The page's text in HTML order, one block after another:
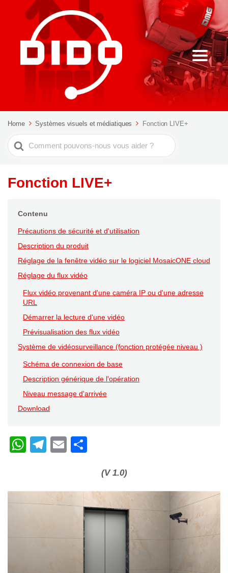
Home Systèmes visuels et médiatiques Fonction LIVE+
Rechercher
Fonction LIVE+
Contenu
Précautions de sécurité et d'utilisation
Description du produit
Réglage de la fenêtre vidéo sur le logiciel MosaicONE cloud
Réglage du flux vidéo
Flux vidéo provenant d'une caméra IP ou d'une adresse
URL
Démarrer la lecture d'une vidéo
Prévisualisation des flux vidéo
Système de vidéosurveillance (fonction protégée niveau )
Schéma de connexion de base
Description générique de l'opération
Niveau message d'arrivée
Download
W
s
A
T
gr
a
E
di
vi
(V 1.0)